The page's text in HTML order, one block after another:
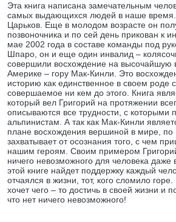
Эта книга написана замечательным
самых выдающихся людей в наше время.
Царьков. Еще в молодом возрасте он
позвоночника и по сей день прикован к
мае 2002 года в составе команды под
Шпаро, он и еще один инвалид –
совершили восхождение на высочайшую
Америке – гору Мак-Кинли. Это
историю как единственное в своем роде
совершаемое ни кем до этого. Книга
который вел Григорий на протяжении
описываются все трудности, с которыми
альпинистам. А так как Мак-Кинли
плане восхождения вершиной в мире, по
захватывает от осознания того, с чем
нашим героям. Своим примером
ничего невозможного для человека даже
этой книге найдет поддержку каждый
отчаялся в жизни, тот, кого сломило горе.
хочет чего – то достичь в своей жизни и
что нет ничего невозможного!